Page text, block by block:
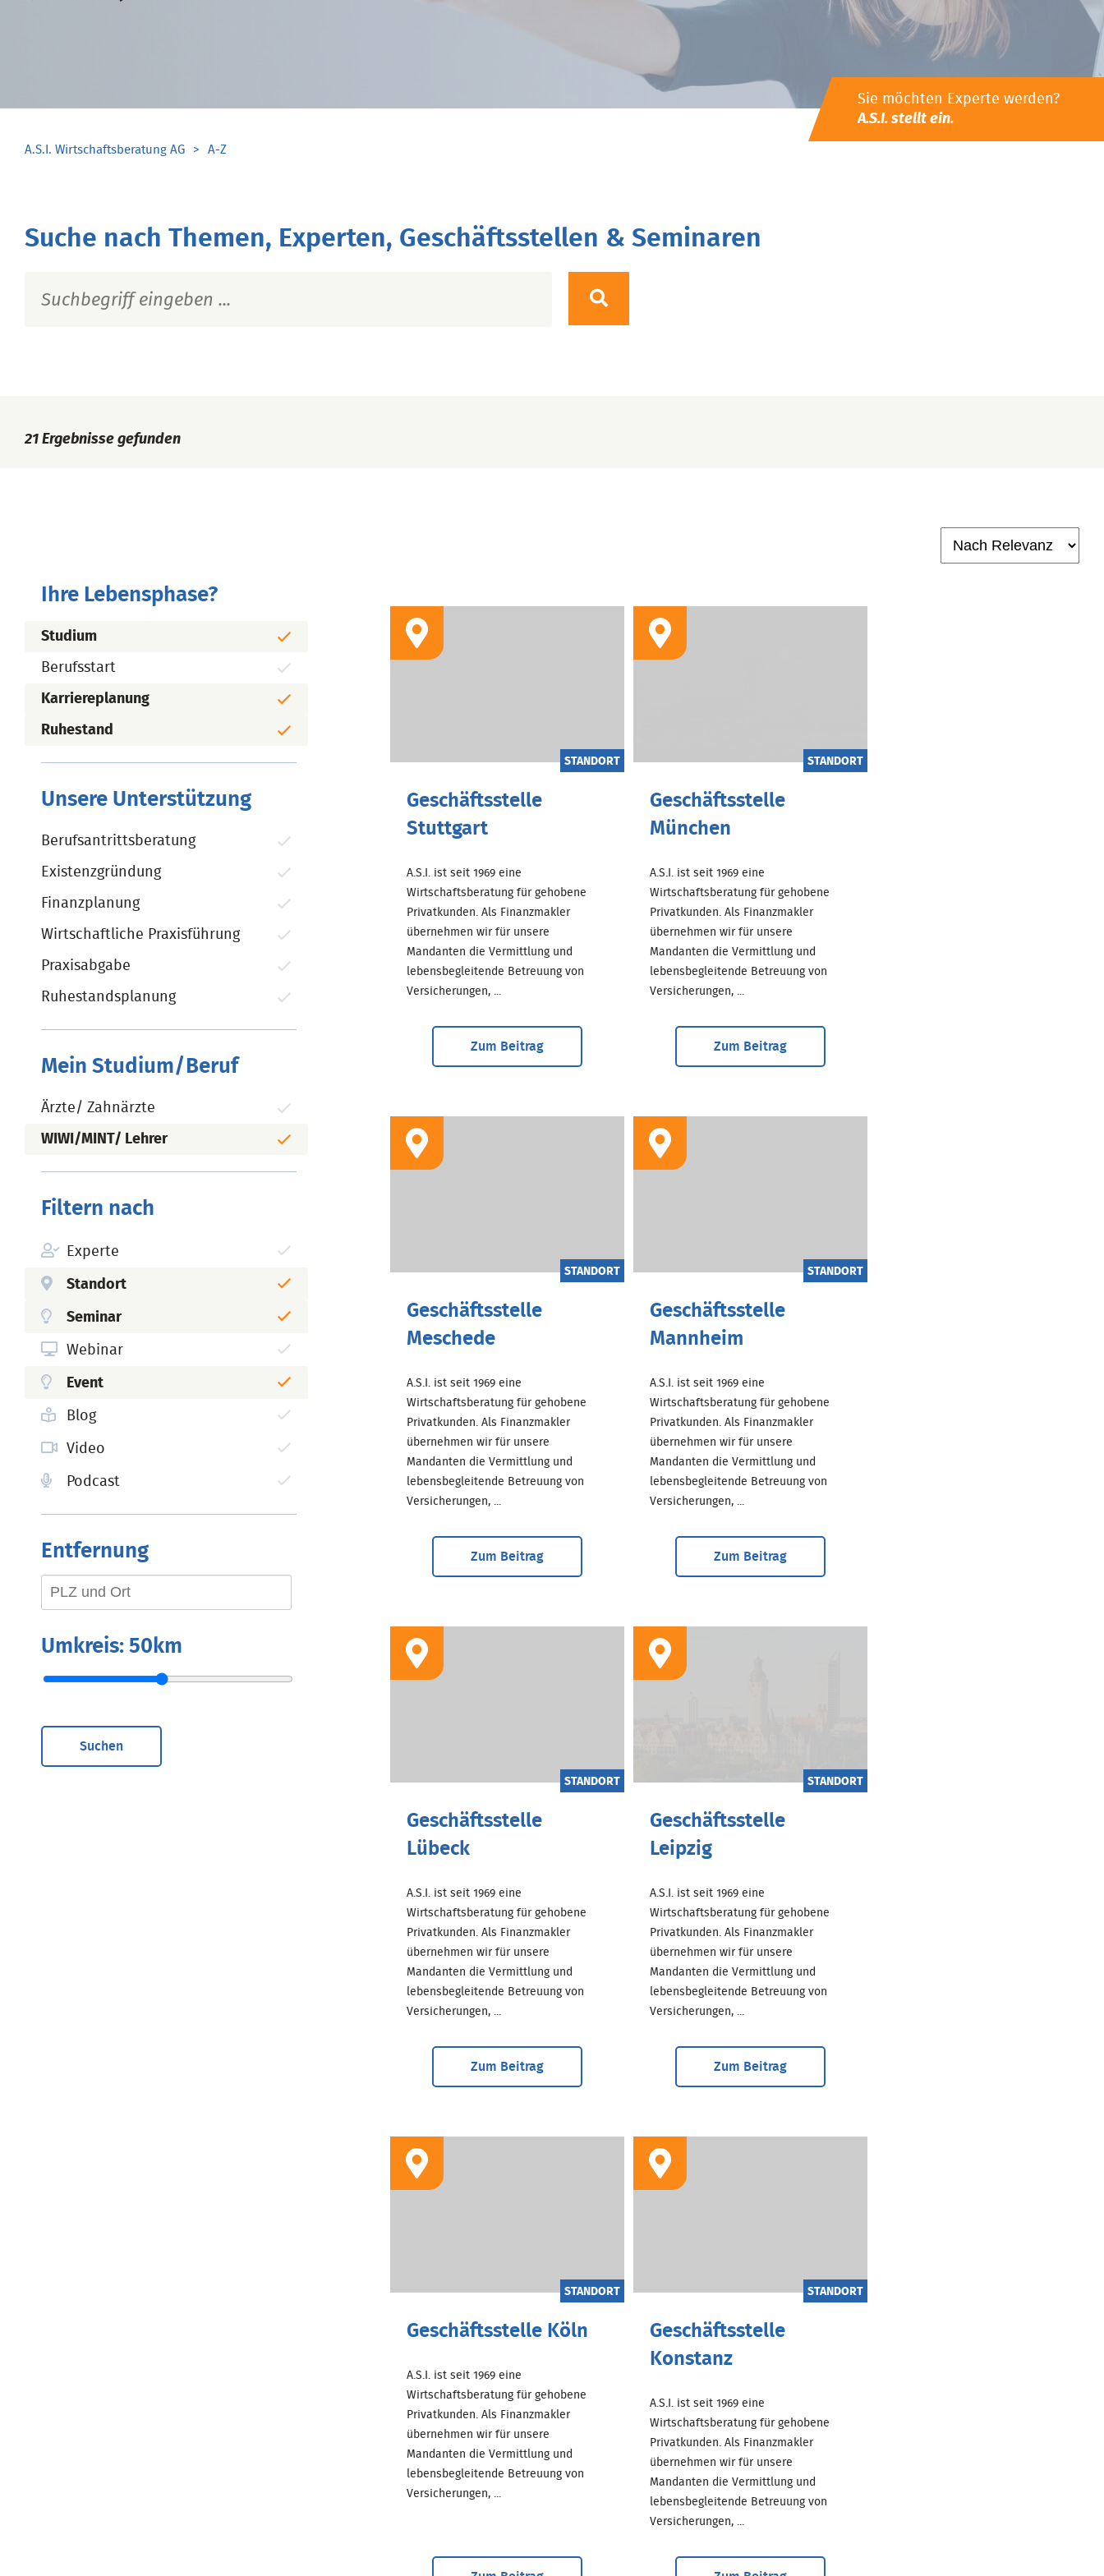
Sie möchten Experte werden?
A.S.I. stellt ein.
A.S.I. Wirtschaftsberatung AG A-Z
Suche nach Themen, Experten, Geschäftsstellen & Seminaren
21 Ergebnisse gefunden
Ihre Lebensphase?
Studium
Berufsstart
Karriereplanung
Ruhestand
Unsere Unterstützung
Berufsantrittsberatung
Existenzgründung
Finanzplanung
Wirtschaftliche Praxisführung
Praxisabgabe
Ruhestandsplanung
Mein Studium/Beruf
Ärzte/ Zahnärzte
WIWI/MINT/ Lehrer
Filtern nach
Experte
Standort
Seminar
Webinar
Event
Blog
Video
Podcast
Entfernung
Umkreis: 50km
Suchen
STANDORT
Geschäftsstelle
Stuttgart
A.S.I. ist seit 1969 eine
Wirtschaftsberatung für gehobene
Privatkunden. Als Finanzmakler
übernehmen wir für unsere
Mandanten die Vermittlung und
lebensbegleitende Betreuung von
Versicherungen, ...
Zum Beitrag
STANDORT
Geschäftsstelle
München
A.S.I. ist seit 1969 eine
Wirtschaftsberatung für gehobene
Privatkunden. Als Finanzmakler
übernehmen wir für unsere
Mandanten die Vermittlung und
lebensbegleitende Betreuung von
Versicherungen, ...
Zum Beitrag
STANDORT
Geschäftsstelle
Meschede
A.S.I. ist seit 1969 eine
Wirtschaftsberatung für gehobene
Privatkunden. Als Finanzmakler
übernehmen wir für unsere
Mandanten die Vermittlung und
lebensbegleitende Betreuung von
Versicherungen, ...
Zum Beitrag
STANDORT
Geschäftsstelle
Mannheim
A.S.I. ist seit 1969 eine
Wirtschaftsberatung für gehobene
Privatkunden. Als Finanzmakler
übernehmen wir für unsere
Mandanten die Vermittlung und
lebensbegleitende Betreuung von
Versicherungen, ...
Zum Beitrag
STANDORT
Geschäftsstelle
Lübeck
A.S.I. ist seit 1969 eine
Wirtschaftsberatung für gehobene
Privatkunden. Als Finanzmakler
übernehmen wir für unsere
Mandanten die Vermittlung und
lebensbegleitende Betreuung von
Versicherungen, ...
Zum Beitrag
STANDORT
Geschäftsstelle
Leipzig
A.S.I. ist seit 1969 eine
Wirtschaftsberatung für gehobene
Privatkunden. Als Finanzmakler
übernehmen wir für unsere
Mandanten die Vermittlung und
lebensbegleitende Betreuung von
Versicherungen, ...
Zum Beitrag
STANDORT
Geschäftsstelle Köln
A.S.I. ist seit 1969 eine
Wirtschaftsberatung für gehobene
Privatkunden. Als Finanzmakler
übernehmen wir für unsere
Mandanten die Vermittlung und
lebensbegleitende Betreuung von
Versicherungen, ...
STANDORT
Geschäftsstelle
Konstanz
A.S.I. ist seit 1969 eine
Wirtschaftsberatung für gehobene
Privatkunden. Als Finanzmakler
übernehmen wir für unsere
Mandanten die Vermittlung und
lebensbegleitende Betreuung von
Versicherungen, ...